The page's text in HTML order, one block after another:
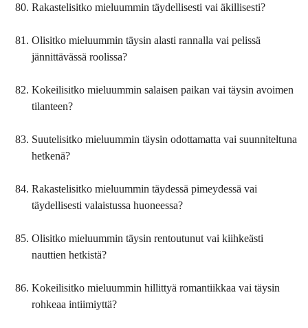
Rakastelisitko mieluummin täydellisesti vai äkillisesti?
Olisitko mieluummin täysin alasti rannalla vai pelissä
jännittävässä roolissa?
Kokeilisitko mieluummin salaisen paikan vai täysin avoimen
tilanteen?
Suutelisitko mieluummin täysin odottamatta vai suunniteltuna
hetkenä?
Rakastelisitko mieluummin täydessä pimeydessä vai
täydellisesti valaistussa huoneessa?
Olisitko mieluummin täysin rentoutunut vai kiihkeästi
nauttien hetkistä?
Kokeilisitko mieluummin hillittyä romantiikkaa vai täysin
rohkeaa intiimiyttä?